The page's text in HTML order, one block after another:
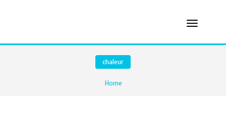
chaleur
Home